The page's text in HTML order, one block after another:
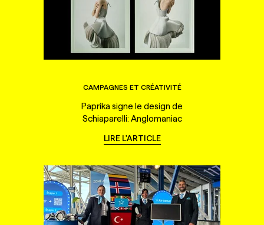
CAMPAGNES ET CRÉATIVITÉ
Paprika signe le design de
Schiaparelli: Anglomaniac
LIRE L'ARTICLE